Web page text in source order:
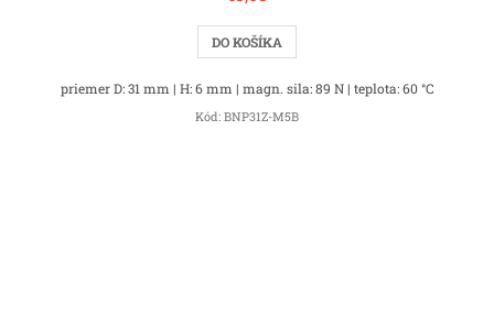
DO KOŠÍKA
priemer D: 31 mm | H: 6 mm | magn. sila: 89 N | teplota: 60 °C
Kód: BNP31Z-M5B